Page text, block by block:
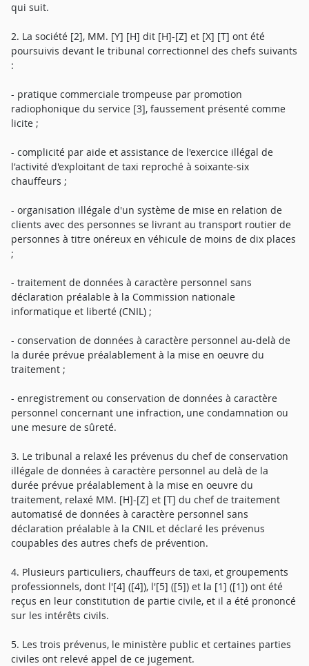
qui suit.
2. La société [2], MM. [Y] [H] dit [H]-[Z] et [X] [T] ont été
poursuivis devant le tribunal correctionnel des chefs suivants
:
- pratique commerciale trompeuse par promotion
radiophonique du service [3], faussement présenté comme
licite ;
- complicité par aide et assistance de l'exercice illégal de
l'activité d'exploitant de taxi reproché à soixante-six
chauffeurs ;
- organisation illégale d'un système de mise en relation de
clients avec des personnes se livrant au transport routier de
personnes à titre onéreux en véhicule de moins de dix places
;
- traitement de données à caractère personnel sans
déclaration préalable à la Commission nationale
informatique et liberté (CNIL) ;
- conservation de données à caractère personnel au-delà de
la durée prévue préalablement à la mise en oeuvre du
traitement ;
- enregistrement ou conservation de données à caractère
personnel concernant une infraction, une condamnation ou
une mesure de sûreté.
3. Le tribunal a relaxé les prévenus du chef de conservation
illégale de données à caractère personnel au delà de la
durée prévue préalablement à la mise en oeuvre du
traitement, relaxé MM. [H]-[Z] et [T] du chef de traitement
automatisé de données à caractère personnel sans
déclaration préalable à la CNIL et déclaré les prévenus
coupables des autres chefs de prévention.
4. Plusieurs particuliers, chauffeurs de taxi, et groupements
professionnels, dont l'[4] ([4]), l'[5] ([5]) et la [1] ([1]) ont été
reçus en leur constitution de partie civile, et il a été prononcé
sur les intérêts civils.
5. Les trois prévenus, le ministère public et certaines parties
civiles ont relevé appel de ce jugement.